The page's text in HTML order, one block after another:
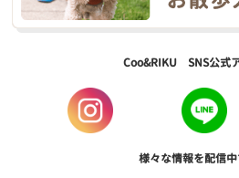
Coo&RIKU SNS公式
様々な情報を配信中